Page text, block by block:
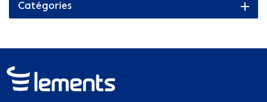
Catégories